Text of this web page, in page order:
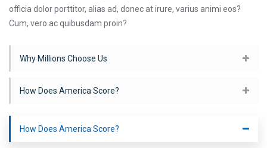
officia dolor porttitor, alias ad, donec at irure, varius animi eos?
Cum, vero ac quibusdam proin?
Why Millions Choose Us
How Does America Score?
How Does America Score?